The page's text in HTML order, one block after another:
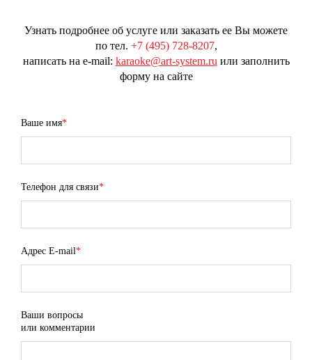
Узнать подробнее об услуге или заказать ее Вы можете
по тел. +7 (495) 728-8207,
написать на e-mail: karaoke@art-system.ru или заполнить
форму на сайте
Ваше имя*
Телефон для связи*
Адрес E-mail*
Ваши вопросы
или комментарии